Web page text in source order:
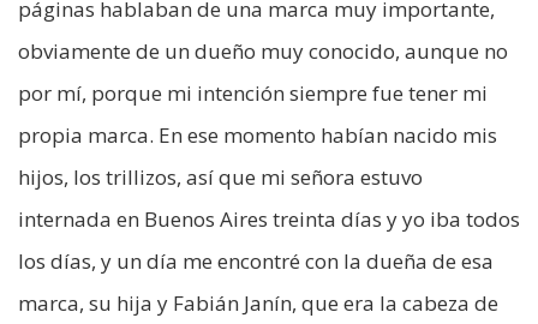
páginas hablaban de una marca muy importante,
obviamente de un dueño muy conocido, aunque no
por mí, porque mi intención siempre fue tener mi
propia marca. En ese momento habían nacido mis
hijos, los trillizos, así que mi señora estuvo
internada en Buenos Aires treinta días y yo iba todos
los días, y un día me encontré con la dueña de esa
marca, su hija y Fabián Janín, que era la cabeza de